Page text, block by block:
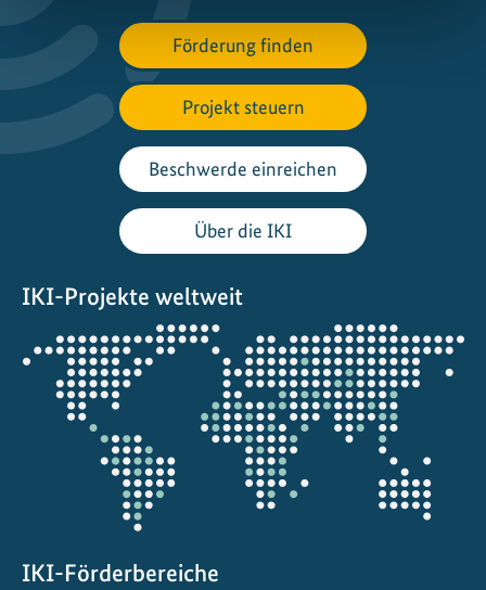
Förderung finden
Projekt steuern
Beschwerde einreichen
Über die IKI
IKI-Projekte weltweit
Öffnet
die
Projektkarte
IKI-Förderbereiche